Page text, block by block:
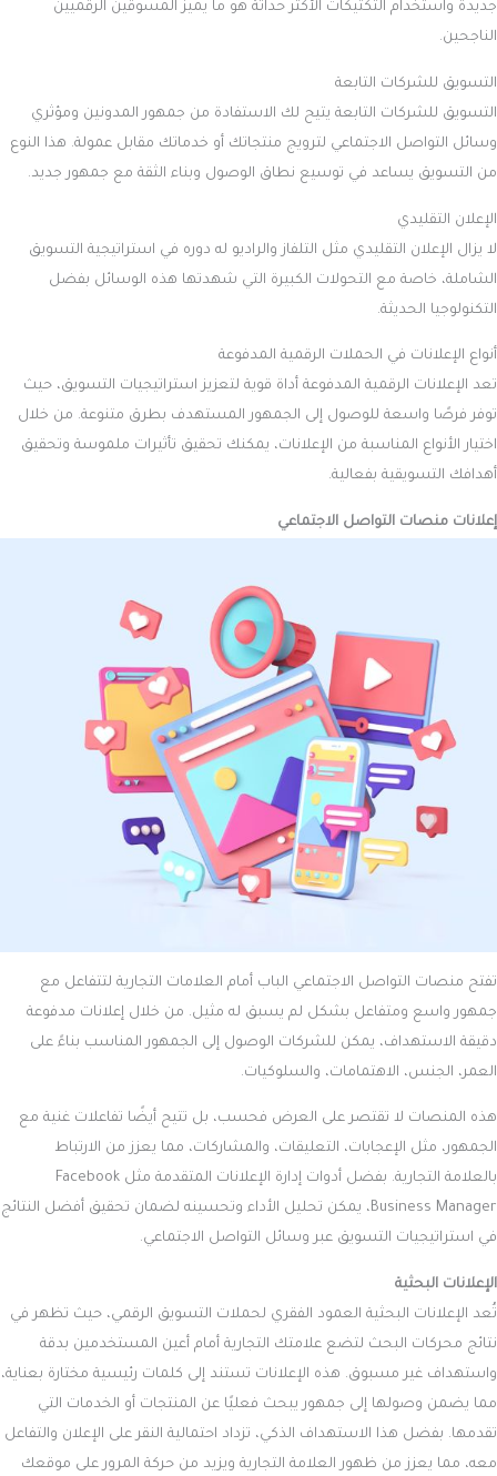
جديدة واستخدام التكتيكات الأكثر حداثة هو ما يميز المسوقين الرقميين
الناجحين.
التسويق للشركات التابعة
التسويق للشركات التابعة يتيح لك الاستفادة من جمهور المدونين ومؤثري
وسائل التواصل الاجتماعي لترويج منتجاتك أو خدماتك مقابل عمولة. هذا النوع
من التسويق يساعد في توسيع نطاق الوصول وبناء الثقة مع جمهور جديد.
الإعلان التقليدي
لا يزال الإعلان التقليدي مثل التلفاز والراديو له دوره في استراتيجية التسويق
الشاملة، خاصة مع التحولات الكبيرة التي شهدتها هذه الوسائل بفضل
التكنولوجيا الحديثة.
أنواع الإعلانات في الحملات الرقمية المدفوعة
تعد الإعلانات الرقمية المدفوعة أداة قوية لتعزيز استراتيجيات التسويق، حيث
توفر فرصًا واسعة للوصول إلى الجمهور المستهدف بطرق متنوعة. من خلال
اختيار الأنواع المناسبة من الإعلانات، يمكنك تحقيق تأثيرات ملموسة وتحقيق
أهدافك التسويقية بفعالية.
إعلانات منصات التواصل الاجتماعي
تفتح منصات التواصل الاجتماعي الباب أمام العلامات التجارية لتتفاعل مع
جمهور واسع ومتفاعل بشكل لم يسبق له مثيل. من خلال إعلانات مدفوعة
دقيقة الاستهداف، يمكن للشركات الوصول إلى الجمهور المناسب بناءً على
العمر، الجنس، الاهتمامات، والسلوكيات.
هذه المنصات لا تقتصر على العرض فحسب، بل تتيح أيضًا تفاعلات غنية مع
الجمهور، مثل الإعجابات، التعليقات، والمشاركات، مما يعزز من الارتباط
بالعلامة التجارية. بفضل أدوات إدارة الإعلانات المتقدمة مثل Facebook
Business Manager، يمكن تحليل الأداء وتحسينه لضمان تحقيق أفضل النتائج
في استراتيجيات التسويق عبر وسائل التواصل الاجتماعي.
الإعلانات البحثية
تُعد الإعلانات البحثية العمود الفقري لحملات التسويق الرقمي، حيث تظهر في
نتائج محركات البحث لتضع علامتك التجارية أمام أعين المستخدمين بدقة
واستهداف غير مسبوق. هذه الإعلانات تستند إلى كلمات رئيسية مختارة بعناية،
مما يضمن وصولها إلى جمهور يبحث فعليًا عن المنتجات أو الخدمات التي
تقدمها. بفضل هذا الاستهداف الذكي، تزداد احتمالية النقر على الإعلان والتفاعل
معه، مما يعزز من ظهور العلامة التجارية ويزيد من حركة المرور على موقعك